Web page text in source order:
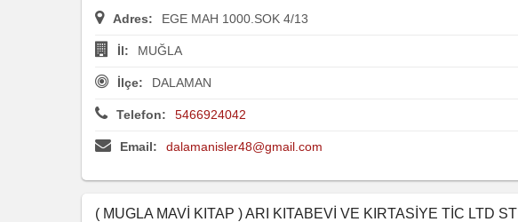
Adres: EGE MAH 1000.SOK 4/13
İl: MUĞLA
İlçe: DALAMAN
Telefon: 5466924042
Email: dalamanisler48@gmail.com
( MUGLA MAVİ KITAP ) ARI KITABEVİ VE KIRTASİYE TİC LTD STİ